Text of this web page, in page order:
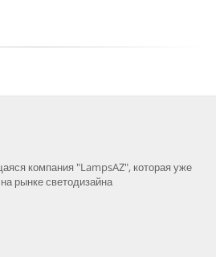
компания "LampsAZ", которая уже
рынке светодизайна